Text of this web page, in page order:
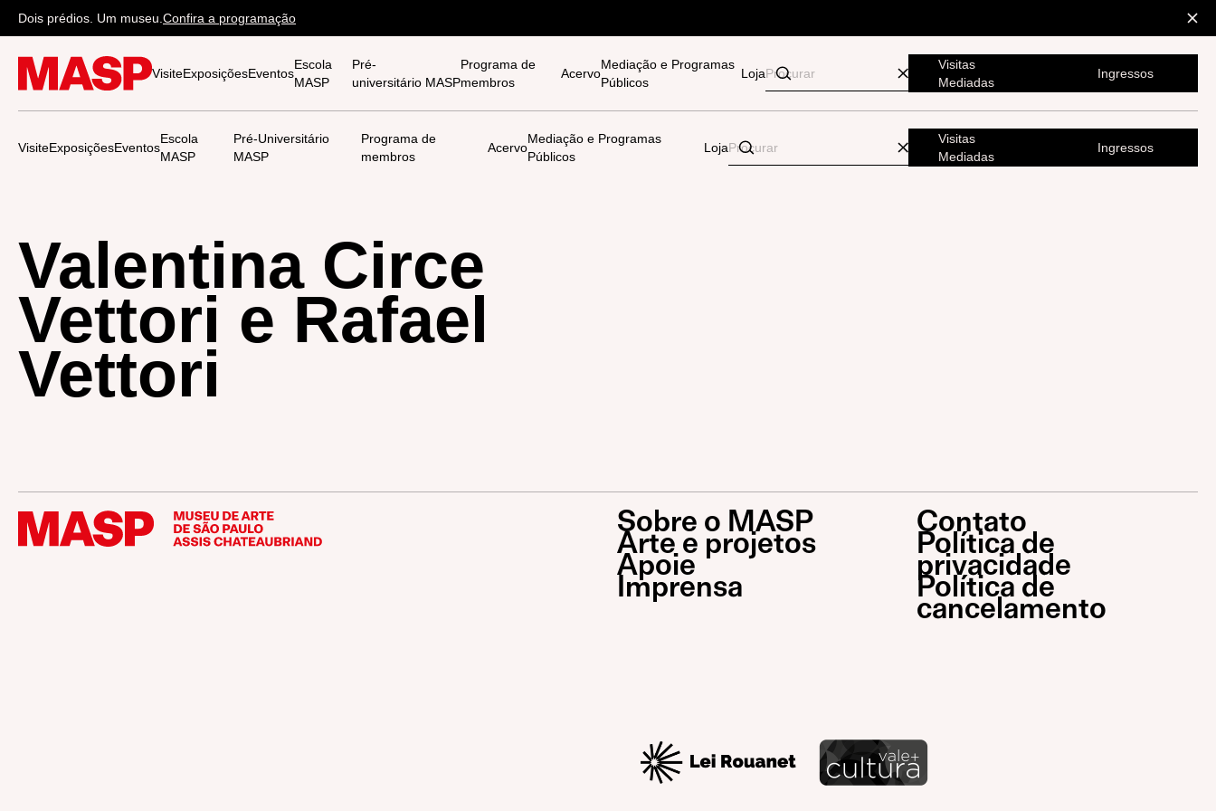
Dois prédios. Um museu. Confira a programação
VisiteExposiçõesEventos
Escola
MASP
Pré-
universitário MASP
Programa de
membros
Acervo
Mediação e Programas
Públicos
Loja
Visitas
Mediadas
Ingressos
VisiteExposiçõesEventos
Escola
MASP
Pré-Universitário
MASP
Programa de
membros
Acervo
Mediação e Programas
Públicos
Loja
Visitas
Mediadas
Ingressos
Valentina Circe
Vettori e Rafael
Vettori
Sobre o MASP
Arte e projetos
Apoie
Imprensa
Contato
Política de
privacidade
Política de
cancelamento